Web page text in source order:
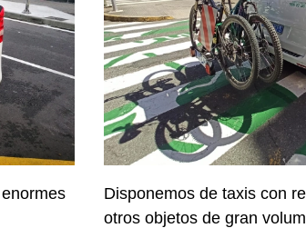
Disponemos de taxis con
otros objetos de gran